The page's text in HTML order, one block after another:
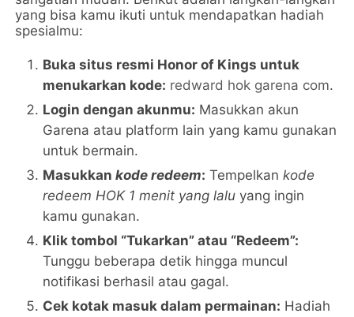
yang bisa kamu ikuti untuk mendapatkan hadiah
spesialmu:
Buka situs resmi Honor of Kings untuk
menukarkan kode: redward hok garena com.
Login dengan akunmu: Masukkan akun
Garena atau platform lain yang kamu gunakan
untuk bermain.
Masukkankode redeem: Tempelkankode
redeem HOK 1 menit yang lalu yang ingin
kamu gunakan.
Klik tombol “Tukarkan” atau “Redeem”:
Tunggu beberapa detik hingga muncul
notifikasi berhasil atau gagal.
Cek kotak masuk dalam permainan: Hadiah